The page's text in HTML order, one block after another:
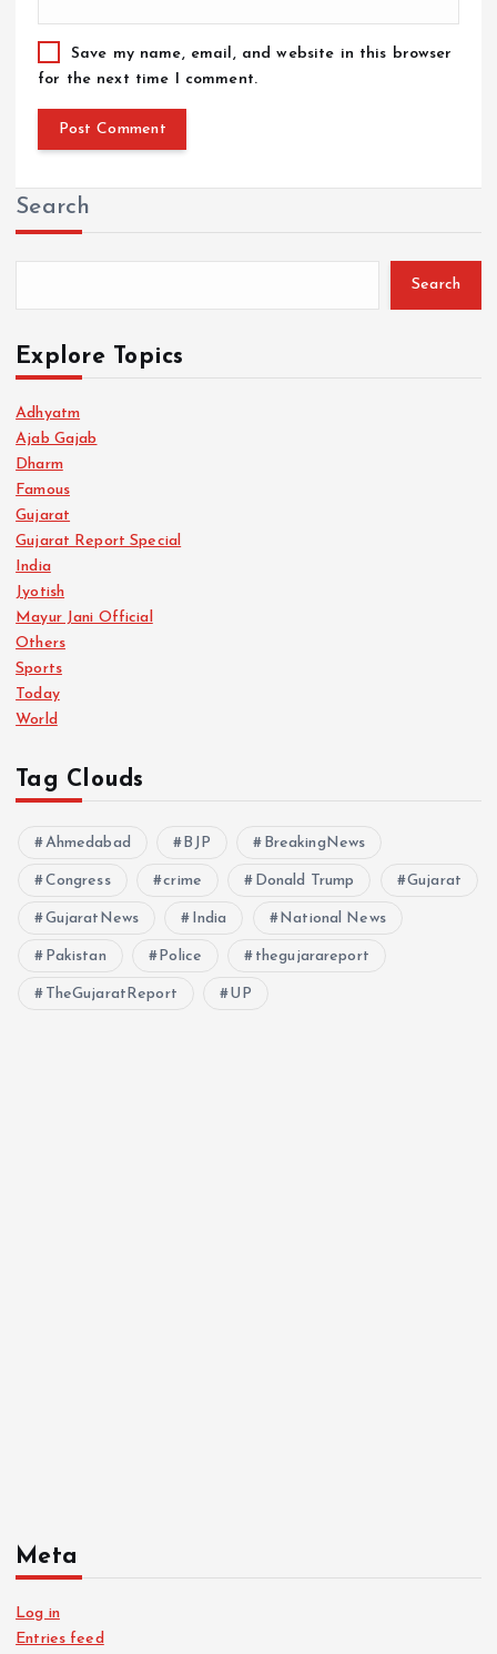
Save my name, email, and website in this browser
for the next time I comment.
Search
Search
Explore Topics
Adhyatm
Ajab Gajab
Dharm
Famous
Gujarat
Gujarat Report Special
India
Jyotish
Mayur Jani Official
Others
Sports
Today
World
Tag Clouds
Ahmedabad BJP BreakingNews
Congress crime Donald Trump Gujarat
GujaratNews India National News
Pakistan Police thegujarareport
TheGujaratReport UP
Meta
Log in
Entries feed